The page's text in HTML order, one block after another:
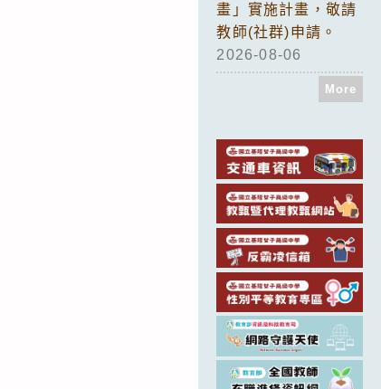
畫」實施計畫，敬請
教師(社群)申請。
2026-08-06
More